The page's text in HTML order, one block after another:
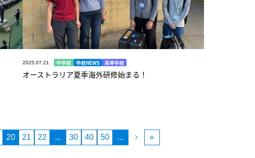
2025.07.21 中学校 学校NEWS 高等学校
オーストラリア夏季海外研修始まる！
20 21 22 ... 30 40 50 ... »